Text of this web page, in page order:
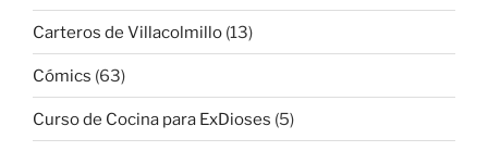
Carteros de Villacolmillo (13)
Cómics (63)
Curso de Cocina para ExDioses (5)